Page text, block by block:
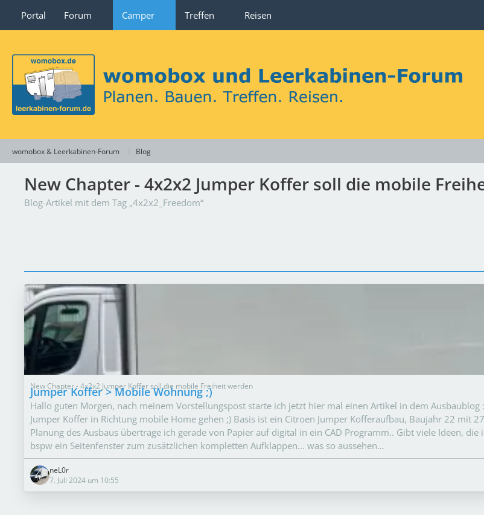
Portal Forum Camper Treffen Reisen
womobox & Leerkabinen-Forum Blog
New Chapter - 4x2x2 Jumper Koffer soll die mobile
Blog-Artikel mit dem Tag „4x2x2_Freedom“
New Chapter - 4x2x2 Jumper Koffer soll die mobile Freiheit werden
Jumper Koffer > Mobile Wohnung ;)
Hallo guten Morgen, nach meinem Vorstellungspost starte ich jetzt hier mal einen Artikel in dem Ausbaublog
Jumper Koffer in Richtung mobile Home gehen ;) Basis ist ein Citroen Jumper Kofferaufbau, Baujahr 22 mit
Planung des Ausbaus übertrage ich gerade von Papier auf digital in ein CAD Programm.. Gibt viele Ideen, die
bspw ein Seitenfenster zum zusätzlichen kompletten Aufklappen... was so aussehen…
neL0r
7. Juli 2024 um 10:55